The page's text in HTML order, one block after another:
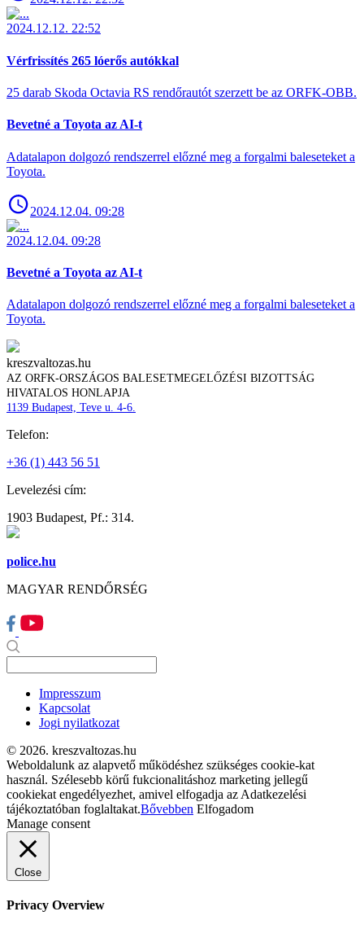
2024.12.12. 22:52
Vérfrissítés 265 lóerős autókkal
25 darab Skoda Octavia RS rendőrautót szerzett be az ORFK-OBB.
Bevetné a Toyota az AI-t
Adatalapon dolgozó rendszerrel előzné meg a forgalmi baleseteket a
Toyota.
2024.12.04. 09:28
2024.12.04. 09:28
Bevetné a Toyota az AI-t
Adatalapon dolgozó rendszerrel előzné meg a forgalmi baleseteket a
Toyota.
kreszvaltozas.hu
AZ ORFK-ORSZÁGOS BALESETMEGELŐZÉSI BIZOTTSÁG
HIVATALOS HONLAPJA
1139 Budapest, Teve u. 4-6.
Telefon:
+36 (1) 443 56 51
Levelezési cím:
1903 Budapest, Pf.: 314.
police.hu
MAGYAR RENDŐRSÉG
Impresszum
Kapcsolat
Jogi nyilatkozat
© 2026. kreszvaltozas.hu
Weboldalunk az alapvető működéshez szükséges cookie-kat
használ. Szélesebb körű fukcionalitáshoz marketing jellegű
cookiekat engedélyezhet, amivel elfogadja az Adatkezelési
tájékoztatóban foglaltakat.Bővebben Elfogadom
Manage consent
Close
Privacy Overview